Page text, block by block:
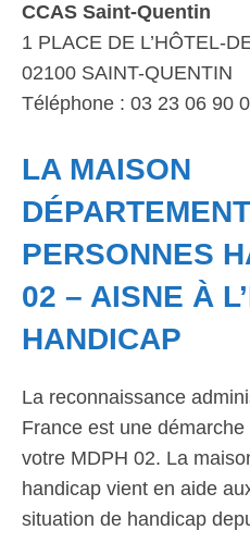
CCAS Saint-Quentin
1 PLACE DE L’HÔTEL-
02100 SAINT-QUENTIN
Téléphone : 03 23 06 90
LA MAISON
PERSONNES
02 – AISNE À
HANDICAP
La reconnaissance
France est une
votre MDPH 02. La
handicap vient en aide
situation de handicap